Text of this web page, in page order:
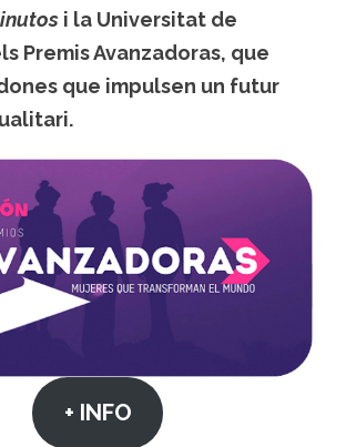
i la Universitat de
Premis Avanzadoras, que
que impulsen un futur
+ INFO